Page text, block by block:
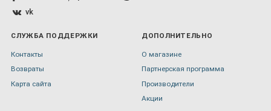
vk
СЛУЖБА ПОДДЕРЖКИ
Контакты
Возвраты
Карта сайта
ДОПОЛНИТЕЛЬНО
О магазине
Партнерская программа
Производители
Акции